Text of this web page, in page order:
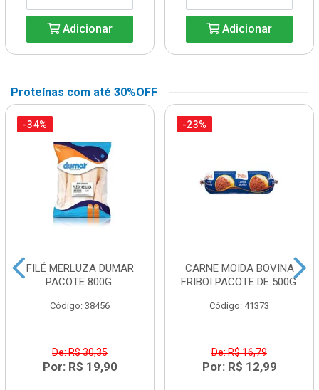
Adicionar Adicionar
Proteínas com até 30%OFF
-34%
FILÉ MERLUZA DUMAR
PACOTE 800G.
Código: 38456
De: R$ 30,35
Por: R$ 19,90
-23%
CARNE MOIDA BOVINA
FRIBOI PACOTE DE 500G.
Código: 41373
De: R$ 16,79
Por: R$ 12,99